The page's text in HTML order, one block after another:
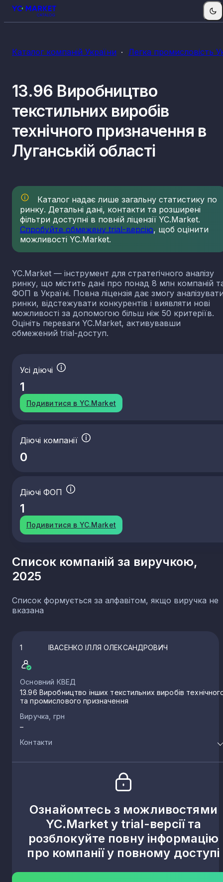
Каталог компаній України Легка промисловість
13.96 Виробництво
текстильних виробів
технічного призначення в
Луганській області
Каталог надає лише загальну статистику по
ринку. Детальні дані, контакти та розширені
фільтри доступні в повній ліцензії YC.Market.
Спробуйте обмежену trial-версію, щоб оцінити
можливості YC.Market.
YC.Market — інструмент для стратегічного аналізу
ринку, що містить дані про понад 8 млн компаній
ФОП в Україні. Повна ліцензія дає змогу
ринки, відстежувати конкурентів і виявляти нові
можливості за допомогою більш ніж 50 критеріїв.
Оцініть переваги YC.Market, активувавши
обмежений trial-доступ.
Усі діючі
1
Подивитися в YC.Market
Діючі компанії
0
Діючі ФОП
1
Подивитися в YC.Market
Список компаній за виручкою,
2025
Список формується за алфавітом, якщо виручка не
вказана
1 ІВАСЕНКО ІЛЛЯ ОЛЕКСАНДРОВИЧ
Основний КВЕД
13.96 Виробництво інших текстильних виробів
та промислового призначення
Виручка, грн
–
Контакти
Ознайомтесь з можливостями
YC.Market у trial-версії та
розблокуйте повну інформацію
про компанії у повному доступі